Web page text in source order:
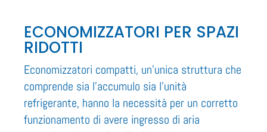
ECONOMIZZATORI PER SPAZI
RIDOTTI
Economizzatori compatti, un’unica struttura che
comprende sia l’accumulo sia l’unità
refrigerante, hanno la necessità per un corretto
funzionamento di avere ingresso di aria